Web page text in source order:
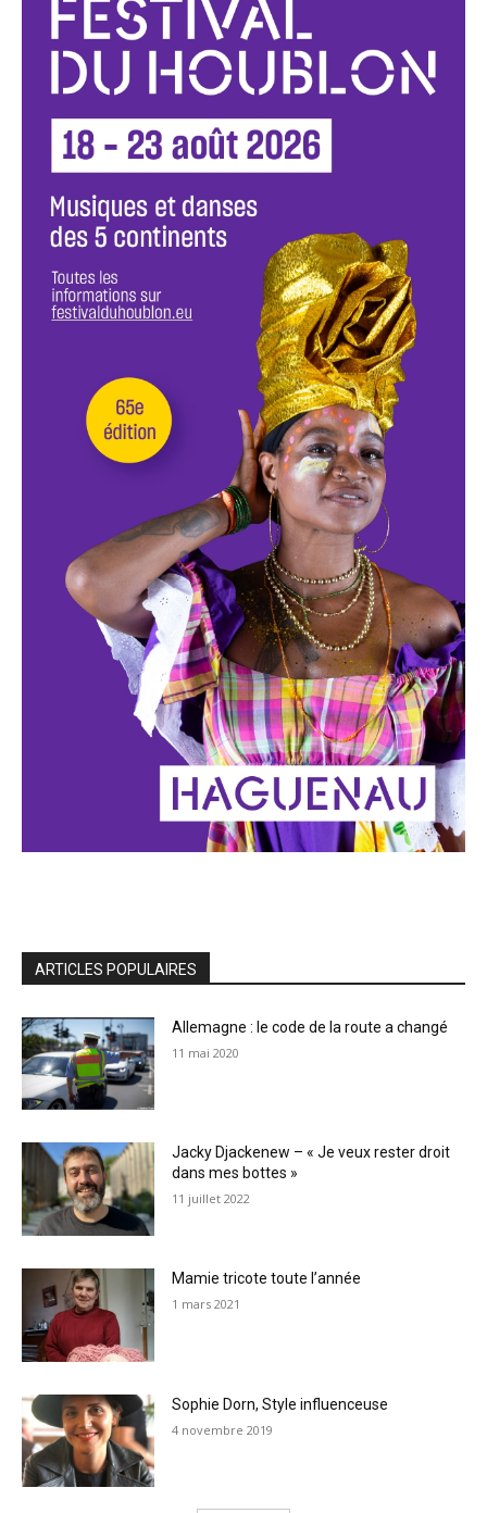
ARTICLES POPULAIRES
Allemagne : le code de la route a changé
11 mai 2020
Jacky Djackenew – « Je veux rester droit
dans mes bottes »
11 juillet 2022
Mamie tricote toute l’année
1 mars 2021
Sophie Dorn, Style influenceuse
4 novembre 2019